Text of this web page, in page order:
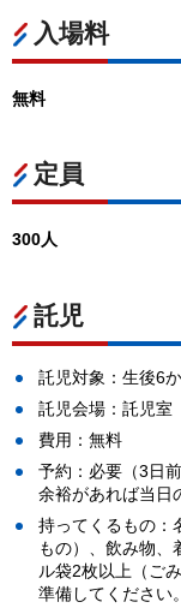
入場料
無料
定員
300人
託児
託児対象：生後6
託児会場：託児室
費用：無料
予約：必要（3日
余裕があれば当日
持ってくるもの：
もの）、飲み物、
ル袋2枚以上（ご
準備してください